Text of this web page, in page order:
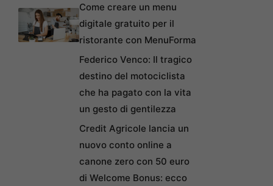
Come creare un menu
digitale gratuito per il
ristorante con MenuForma
Federico Venco: Il tragico
destino del motociclista
che ha pagato con la vita
un gesto di gentilezza
Credit Agricole lancia un
nuovo conto online a
canone zero con 50 euro
di Welcome Bonus: ecco